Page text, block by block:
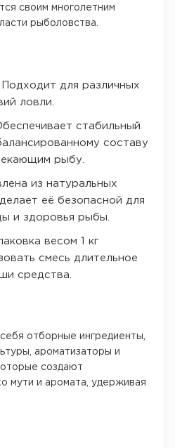
своим многолетним
рыболовства.
для различных
ловли.
стабильный
составу
рыбу.
из натуральных
её безопасной для
и здоровья рыбы.
весом 1 кг
смесь длительное
средства.
отборные ингредиенты,
ароматизаторы и
создают
мути и аромата, удерживая